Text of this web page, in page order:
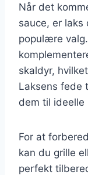
Når det
sauce, er
populære
skaldyr,
Laksens fede
dem til ideelle
For at
kan du grille
perfekt